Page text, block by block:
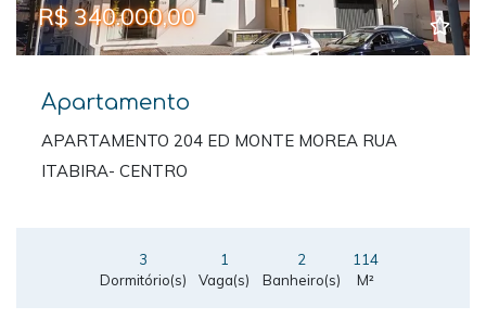
R$ 340.000,00
Apartamento
APARTAMENTO 204 ED MONTE MOREA RUA
ITABIRA- CENTRO
3
Dormitório(s)
1
Vaga(s)
2
Banheiro(s)
114
M²